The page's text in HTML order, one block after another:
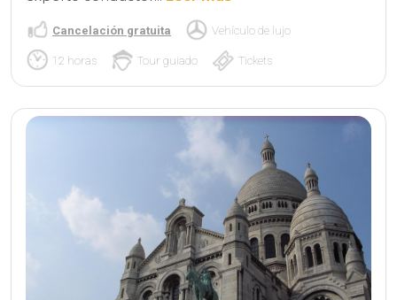
Cancelación gratuita Vehículo de lujo
12 horas Tour guiado Tickets